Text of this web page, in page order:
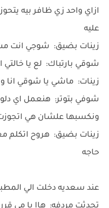
ازاي واحد زي ظافر بيه
عليه
زينات بضيق: شوجي انت
شوقي بارتباك: لع يا
زينات: ماشي يا شوقي انا
شوفي بتوتر: هنعمل اي
ونكسبها علشان هي
زينات بضيق: هروح اتكلم
حاجه
عند سعديه دخلت الي
تحدثت مردفه: هاا يا مي